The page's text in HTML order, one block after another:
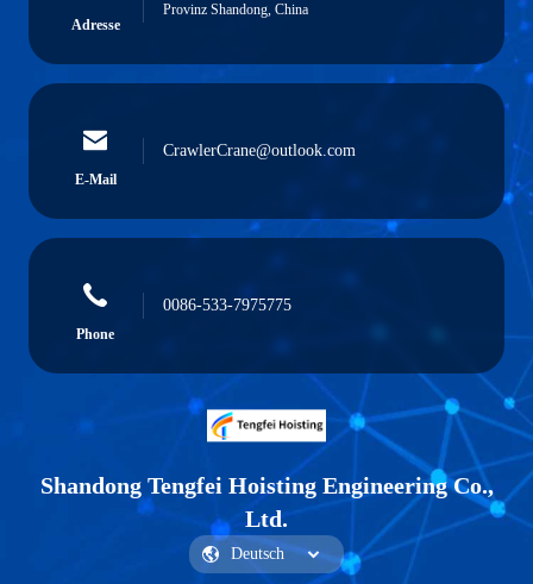
Adresse
Provinz Shandong, China
E-Mail
CrawlerCrane@outlook.com
Phone
0086-533-7975775
Shandong Tengfei Hoisting Engineering Co.,
Ltd.